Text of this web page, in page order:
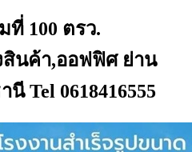
ที่ 100 ตรว.
สินค้า,ออฟฟิศ ย่าน
Tel 0618416555